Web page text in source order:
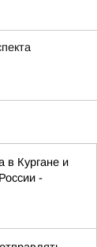
в Кургане и
-